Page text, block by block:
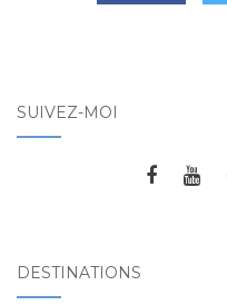
SUIVEZ-MOI
DESTINATIONS